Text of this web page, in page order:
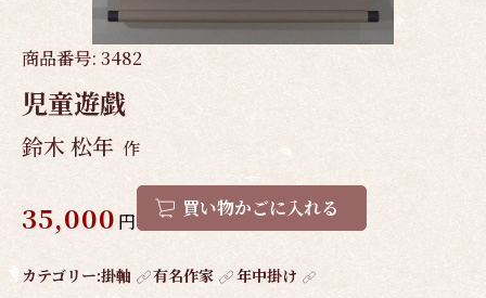
商品番号: 3482
児童遊戯
鈴木 松年 作
35,000 円
買い物かごに入れる
作
カテゴリー:掛軸 有名作家 年中掛け